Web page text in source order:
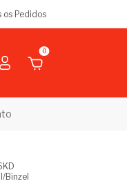
os Pedidos
0
Binzel